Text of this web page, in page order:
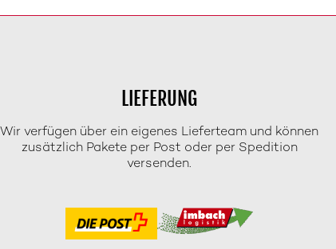
LIEFERUNG
Wir verfügen über ein eigenes Lieferteam und können
zusätzlich Pakete per Post oder per Spedition
versenden.